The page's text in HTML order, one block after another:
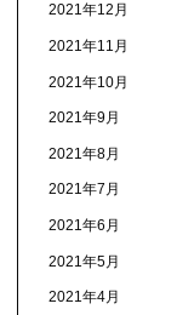
2021年12月
2021年11月
2021年10月
2021年9月
2021年8月
2021年7月
2021年6月
2021年5月
2021年4月